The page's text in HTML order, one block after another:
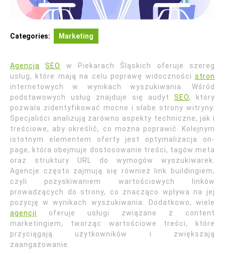
Categories: Marketing
Agencja SEO
w Piekarach Śląskich oferuje szereg
usług, które mają na celu poprawę widoczności stron
internetowych w wynikach wyszukiwania. Wśród
podstawowych usług znajduje się audyt SEO, który
pozwala zidentyfikować mocne i słabe strony witryny.
Specjaliści analizują zarówno aspekty techniczne, jak i
treściowe, aby określić, co można poprawić. Kolejnym
istotnym elementem oferty jest optymalizacja on-
page, która obejmuje dostosowanie treści, tagów meta
oraz struktury URL do wymogów wyszukiwarek.
Agencje często zajmują się również link buildingiem,
czyli pozyskiwaniem wartościowych linków
prowadzących do strony, co znacząco wpływa na jej
pozycję w wynikach wyszukiwania. Dodatkowo, wiele
agencji
oferuje usługi związane z content
marketingiem, tworząc wartościowe treści, które
przyciągają użytkowników i zwiększają
zaangażowanie.